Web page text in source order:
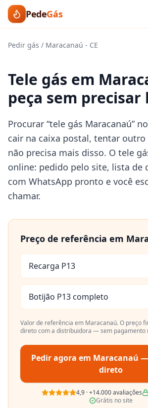
PedeGás
Pedir gás / Maracanaú - CE
Tele gás em
peça sem precisar
Procurar “tele gás Maracanaú”
cair na caixa postal, tentar
não precisa mais disso. O tele
online: pedido pelo site, lista de
com WhatsApp pronto e você
chamar.
Preço de referência em
Recarga P13
Botijão P13 completo
Valor de referência em Maracanaú. O preço
direto com a distribuidora — sem pagamento
Pedir agora em Maracanaú —
direto
4,9 ·+14.000avaliações
Grátis no site